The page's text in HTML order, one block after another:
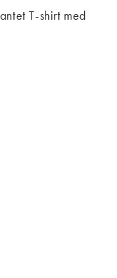
T-shirt med
92,95 kr. (0%). Var